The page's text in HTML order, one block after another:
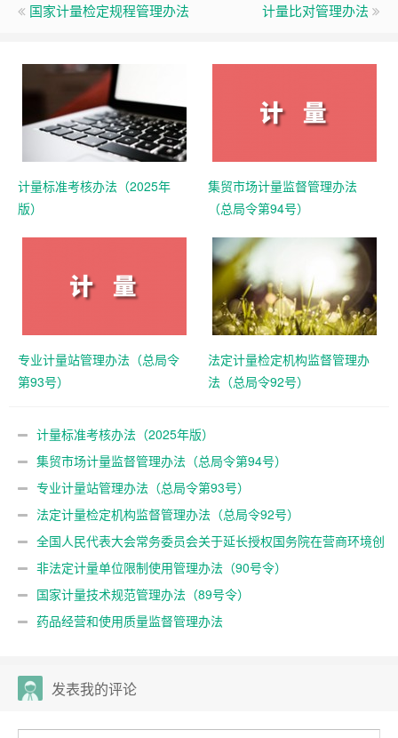
国家计量检定规程管理办法 计量比对管理办法
计量标准考核办法（2025年
版）
集贸市场计量监督管理办法
（总局令第94号）
专业计量站管理办法（总局令
第93号）
法定计量检定机构监督管理办
法（总局令92号）
计量标准考核办法（2025年版）
集贸市场计量监督管理办法（总局令第94号）
专业计量站管理办法（总局令第93号）
法定计量检定机构监督管理办法（总局令92号）
全国人民代表大会常务委员会关于延长授权国务院在营商环境创
新试点城市暂时调整适用《中华人民共和国计量法》有关规定期限
的决定
非法定计量单位限制使用管理办法（90号令）
国家计量技术规范管理办法（89号令）
药品经营和使用质量监督管理办法
发表我的评论